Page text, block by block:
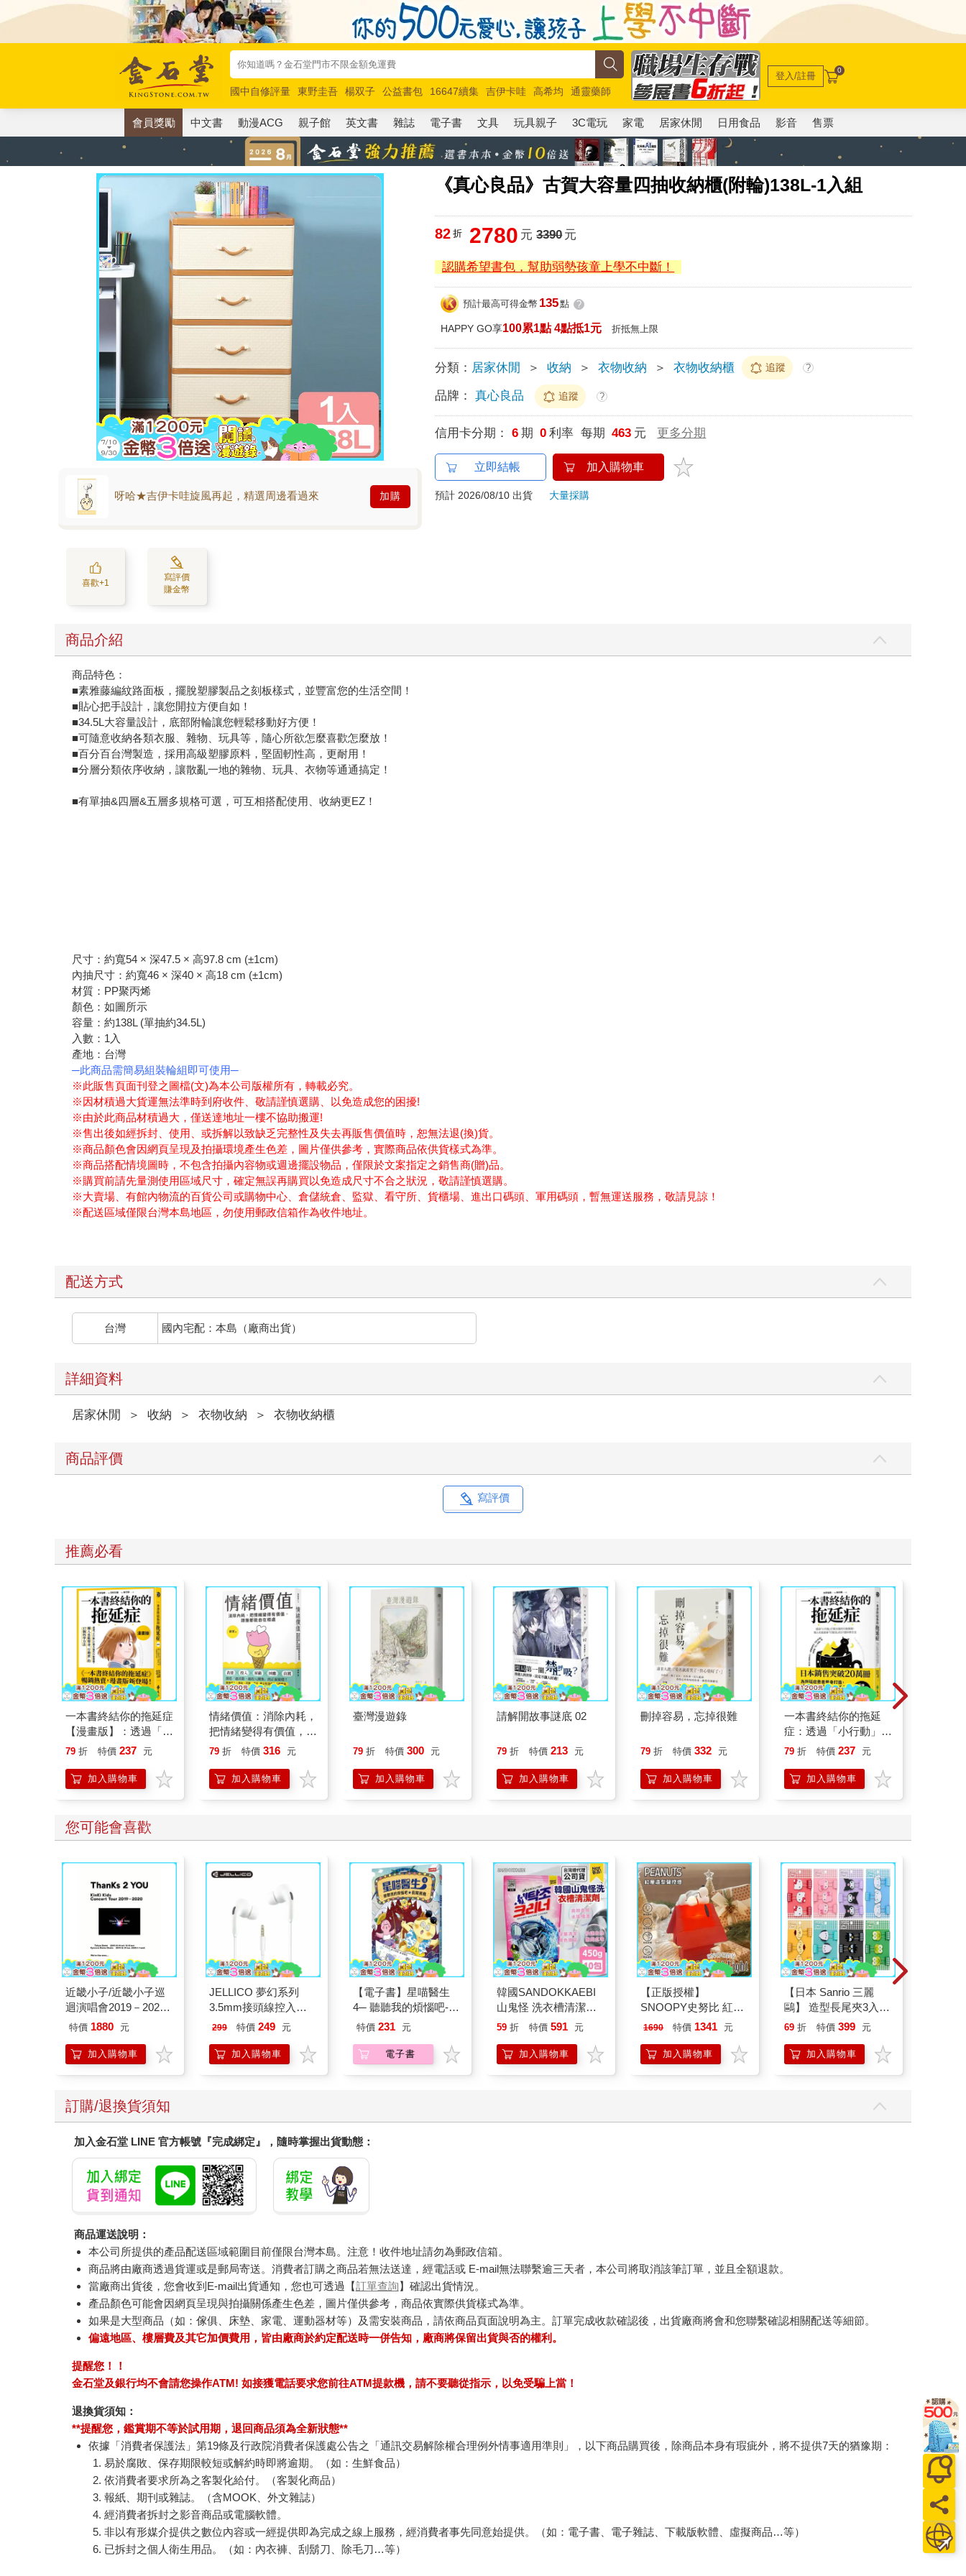
國中自修評量 東野圭吾 楊双子 公益書包 16647續集 吉伊卡哇 高希均
通靈藥師
唯紅花綻放
奧德賽 路邊攤新作 馬斯克 玩具總動員5 超慢跑
登入/註冊 0
會員獎勵 中文書 動漫ACG 親子館 英文書 雜誌 電子書 文具 玩具親子 3C電玩 家電 居家休閒 日用食品 影音 售票
《真心良品》古賀大容量四抽收納櫃(附輪)138L-1入組
呀哈★吉伊卡哇旋風再起，精選周邊看過來 加購
喜歡+1
寫評價
賺金幣
82 折 2780 元 3390元
認購希望書包，幫助弱勢孩童上學不中斷！
預計最高可得金幣 135點 ?
HAPPY GO享100累1點 4點抵1元 折抵無上限
分類： 居家休閒 ＞ 收納 ＞ 衣物收納 ＞ 衣物收納櫃 追蹤 ?
品牌： 真心良品 追蹤 ?
信用卡分期： 6 期 0 利率 每期 463 元 更多分期
立即結帳 加入購物車
預計 2026/08/10 出貨 大量採購
商品介紹
商品特色：
■素雅藤編紋路面板，擺脫塑膠製品之刻板樣式，並豐富您的生活空間！
■貼心把手設計，讓您開拉方便自如！
■34.5L大容量設計，底部附輪讓您輕鬆移動好方便！
■可隨意收納各類衣服、雜物、玩具等，隨心所欲怎麼喜歡怎麼放！
■百分百台灣製造，採用高級塑膠原料，堅固軔性高，更耐用！
■分層分類依序收納，讓散亂一地的雜物、玩具、衣物等通通搞定！
■有單抽&四層&五層多規格可選，可互相搭配使用、收納更EZ！
尺寸：約寬54 × 深47.5 × 高97.8 cm (±1cm)
內抽尺寸：約寬46 × 深40 × 高18 cm (±1cm)
材質：PP聚丙烯
顏色：如圖所示
容量：約138L (單抽約34.5L)
入數：1入
產地：台灣
─此商品需簡易組裝輪組即可使用─
※此販售頁面刊登之圖檔(文)為本公司版權所有，轉載必究。
※因材積過大貨運無法準時到府收件、敬請謹慎選購、以免造成您的困擾!
※由於此商品材積過大，僅送達地址一樓不協助搬運!
※售出後如經拆封、使用、或拆解以致缺乏完整性及失去再販售價值時，恕無法退(換)貨。
※商品顏色會因網頁呈現及拍攝環境產生色差，圖片僅供參考，實際商品依供貨樣式為準。
※商品搭配情境圖時，不包含拍攝內容物或週邊擺設物品，僅限於文案指定之銷售商(贈)品。
※購買前請先量測使用區域尺寸，確定無誤再購買以免造成尺寸不合之狀況，敬請謹慎選購。
※大賣場、有館內物流的百貨公司或購物中心、倉儲統倉、監獄、看守所、貨櫃場、進出口碼頭、軍用碼頭，暫無運送服務，敬請見諒！
※配送區域僅限台灣本島地區，勿使用郵政信箱作為收件地址。
配送方式
台灣 國內宅配：本島（廠商出貨）
詳細資料
居家休閒 ＞ 收納 ＞ 衣物收納 ＞ 衣物收納櫃
商品評價
寫評價
推薦必看
一本書終結你的拖延症
【漫畫版】：透過「小
行動」打開大腦的行動
「行動派」的37個科
學方法
79 折 特價 237 元
加入購物車
情緒價值：消除內耗，
把情緒變得有價值，跟
誰都能自在相處
79 折 特價 316 元
加入購物車
臺灣漫遊錄
79 折 特價 300 元
加入購物車
請解開故事謎底 02
79 折 特價 213 元
加入購物車
刪掉容易，忘掉很難
79 折 特價 332 元
加入購物車
一本書終結你的拖延
症：透過「小行動」打
開大腦的行動開關，懶
的37個科學方法
79 折 特價 237 元
加入購物車
您可能會喜歡
近畿小子/近畿小子巡
迴演唱會2019－2020
ThanKs 2 YOU 藍光初
特價 1880 元
加入購物車
JELLICO 夢幻系列
3.5mm接頭線控入耳
式耳機 JEE-X12-WT
299 特價 249 元
加入購物車
【電子書】星喵醫生
4─ 聽聽我的煩惱吧-假
期挑戰
特價 231 元
電子書
韓國SANDOKKAEBI
山鬼怪 洗衣槽清潔劑
450公克-10包組
59 折 特價 591 元
加入購物車
【正版授權】
SNOOPY史努比 紅屋
造型聲控燈 夜燈 氣氛
1690 特價 1341 元
加入購物車
【日本 Sanrio 三麗
鷗】 造型長尾夾3入組
(8款可選) 凱蒂貓 Hello
企鵝
69 折 特價 399 元
加入購物車
訂購/退換貨須知
加入金石堂 LINE 官方帳號『完成綁定』，隨時掌握出貨動態：
商品運送說明：
本公司所提供的產品配送區域範圍目前僅限台灣本島。注意！收件地址請勿為郵政信箱。
商品將由廠商透過貨運或是郵局寄送。消費者訂購之商品若無法送達，經電話或 E-mail無法聯繫逾三天者，本公司將取消該筆訂單，並且全額退款。
當廠商出貨後，您會收到E-mail出貨通知，您也可透過【訂單查詢】確認出貨情況。
產品顏色可能會因網頁呈現與拍攝關係產生色差，圖片僅供參考，商品依實際供貨樣式為準。
如果是大型商品（如：傢俱、床墊、家電、運動器材等）及需安裝商品，請依商品頁面說明為主。訂單完成收款確認後，出貨廠商將會和您聯繫確認相關配送等細節。
偏遠地區、樓層費及其它加價費用，皆由廠商於約定配送時一併告知，廠商將保留出貨與否的權利。
提醒您！！
金石堂及銀行均不會請您操作ATM! 如接獲電話要求您前往ATM提款機，請不要聽從指示，以免受騙上當！
退換貨須知：
**提醒您，鑑賞期不等於試用期，退回商品須為全新狀態**
依據「消費者保護法」第19條及行政院消費者保護處公告之「通訊交易解除權合理例外情事適用準則」，以下商品購買後，除商品本身有瑕疵外，將不提供7天的猶豫期：
易於腐敗、保存期限較短或解約時即將逾期。（如：生鮮食品）
依消費者要求所為之客製化給付。（客製化商品）
報紙、期刊或雜誌。（含MOOK、外文雜誌）
經消費者拆封之影音商品或電腦軟體。
非以有形媒介提供之數位內容或一經提供即為完成之線上服務，經消費者事先同意始提供。（如：電子書、電子雜誌、下載版軟體、虛擬商品…等）
已拆封之個人衛生用品。（如：內衣褲、刮鬍刀、除毛刀…等）